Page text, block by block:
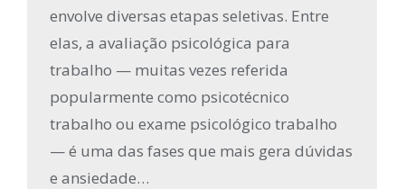
envolve diversas etapas seletivas. Entre
elas, a avaliação psicológica para
trabalho — muitas vezes referida
popularmente como psicotécnico
trabalho ou exame psicológico trabalho
— é uma das fases que mais gera dúvidas
e ansiedade…